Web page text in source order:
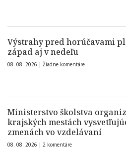
Výstrahy pred horúčavami
západ aj v nedeľu
08. 08. 2026 | Žiadne komentáre
Ministerstvo školstva
krajských mestách
zmenách vo vzdelávaní
08. 08. 2026 | 2 komentáre